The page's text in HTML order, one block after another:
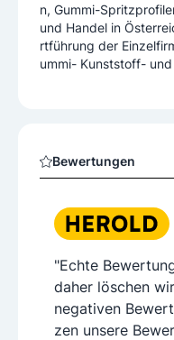
n, Gummi-
und Handel in Österreich. Die Gesellschaft bildet
rtführung der
ummi- Kunststoff-
Bewertungen
"Echte
daher löschen
negativen
zen unsere